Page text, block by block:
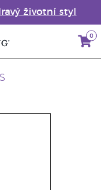
životní styl
0